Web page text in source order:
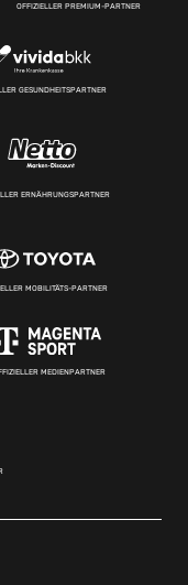
OFFIZIELLER PREMIUM-PARTNER
GESUNDHEITSPARTNER
ERNÄHRUNGSPARTNER
MOBILITÄTS-PARTNER
MEDIENPARTNER